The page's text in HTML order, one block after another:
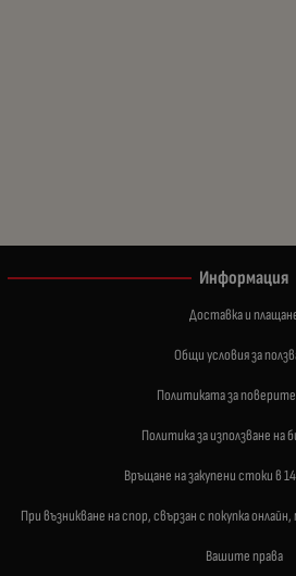
Информация
Доставка и
Общи условия за
Политиката за
Политика за използване на
Връщане на закупени стоки в
При възникване на спор, свързан с покупка
Вашите права